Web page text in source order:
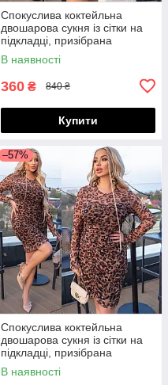
Спокуслива коктейльна
двошарова сукня із сітки на
підкладці, призібрана
спереду, норма і батал великі
розміри
В наявності
360 ₴ 840 ₴
Купити
–57%
Спокуслива коктейльна
двошарова сукня із сітки на
підкладці, призібрана
спереду, норма і батал великі
розміри
В наявності